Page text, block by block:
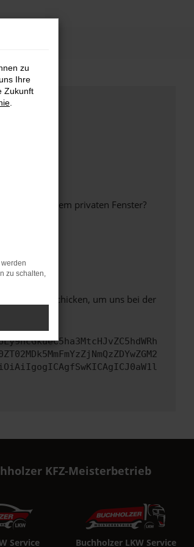
oder in einem privaten Fenster?
Text schicken, um uns bei der
KFZ-Meisterbetrieb
Service Buchholzer LKW Service
zu
Ihre
Zukunft
zu schalten,